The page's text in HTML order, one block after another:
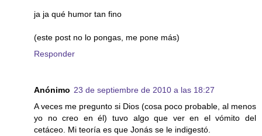
ja ja qué humor tan fino
(este post no lo pongas, me pone más)
Responder
Anónimo 23 de septiembre de 2010 a las 18:27
A veces me pregunto si Dios (cosa poco probable, al menos
yo no creo en él) tuvo algo que ver en el vómito del
cetáceo. Mi teoría es que Jonás se le indigestó.